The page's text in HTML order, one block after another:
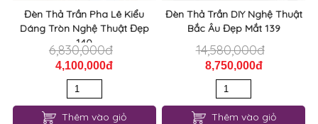
Đèn Thả Trần Pha Lê Kiểu
Dáng Tròn Nghệ Thuật Đẹp
140
6,830,000đ
4,100,000đ
Thêm vào giỏ
Đèn Thả Trần DIY Nghệ Thuật
Bắc Âu Đẹp Mắt 139
14,580,000đ
8,750,000đ
Thêm vào giỏ